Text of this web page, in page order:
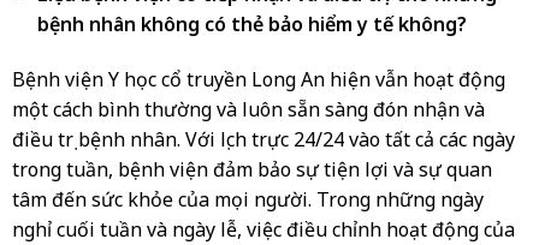
bệnh nhân không có thẻ bảo hiểm y tế không?
Bệnh viện Y học cổ truyền Long An hiện vẫn hoạt động
một cách bình thường và luôn sẵn sàng đón nhận và
điều trị bệnh nhân. Với lịch trực 24/24 vào tất cả các ngày
trong tuần, bệnh viện đảm bảo sự tiện lợi và sự quan
tâm đến sức khỏe của mọi người. Trong những ngày
nghỉ cuối tuần và ngày lễ, việc điều chỉnh hoạt động của